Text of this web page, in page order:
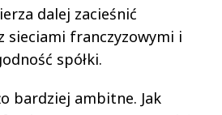
dalej zacieśnić
sieciami franczyzowymi i
spółki.
bardziej ambitne. Jak